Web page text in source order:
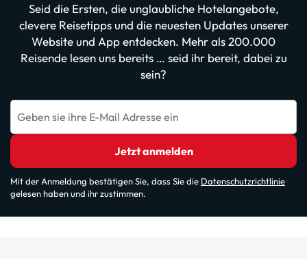
Seid die Ersten, die unglaubliche Hotelangebote,
clevere Reisetipps und die neuesten Updates unserer
Website und App entdecken. Mehr als 200.000
Reisende lesen uns bereits … seid ihr bereit, dabei zu
sein?
Geben sie ihre E-Mail Adresse ein
Jetzt anmelden
Mit der Anmeldung bestätigen Sie, dass Sie die Datenschutzrichtlinie
gelesen haben und ihr zustimmen.